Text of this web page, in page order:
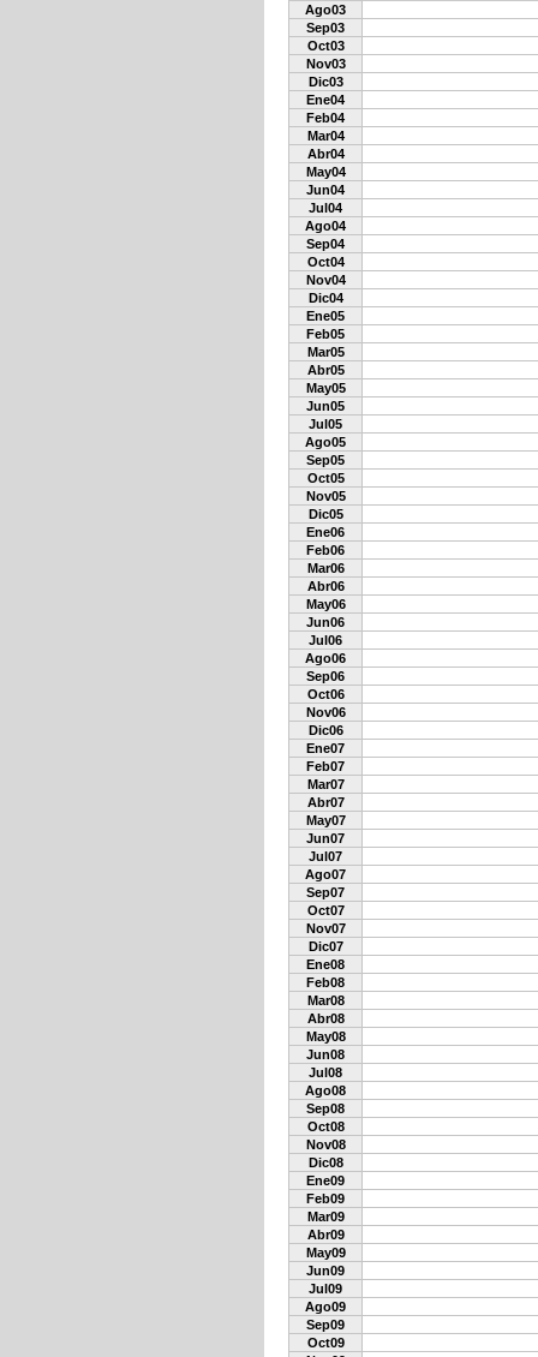
Ago03
Sep03
Oct03
Nov03
Dic03
Ene04
Feb04
Mar04
Abr04
May04
Jun04
Jul04
Ago04
Sep04
Oct04
Nov04
Dic04
Ene05
Feb05
Mar05
Abr05
May05
Jun05
Jul05
Ago05
Sep05
Oct05
Nov05
Dic05
Ene06
Feb06
Mar06
Abr06
May06
Jun06
Jul06
Ago06
Sep06
Oct06
Nov06
Dic06
Ene07
Feb07
Mar07
Abr07
May07
Jun07
Jul07
Ago07
Sep07
Oct07
Nov07
Dic07
Ene08
Feb08
Mar08
Abr08
May08
Jun08
Jul08
Ago08
Sep08
Oct08
Nov08
Dic08
Ene09
Feb09
Mar09
Abr09
May09
Jun09
Jul09
Ago09
Sep09
Oct09